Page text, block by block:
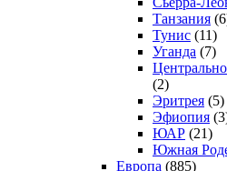
Танзания
Тунис (11)
Уганда (7)
(2)
Эритрея (5)
Эфиопия
ЮАР (21)
Южная
Европа (885)